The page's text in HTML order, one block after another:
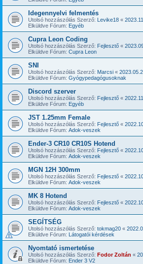
Idegennyelvi felmentés
Utolsó hozzászólás Szerző: Levike18 «
Elküldve Fórum: Egyéb
Cupra Leon Coding
Utolsó hozzászólás Szerző: Fejlesztő «
Elküldve Fórum: Cupra Leon
SNI
Utolsó hozzászólás Szerző: Marcsi «
Elküldve Fórum: Gyógypedagógusoknak
Discord szerver
Utolsó hozzászólás Szerző: Fejlesztő «
Elküldve Fórum: Egyéb
JST 1.25mm Female
Utolsó hozzászólás Szerző: Fejlesztő «
Elküldve Fórum: Adok-veszek
Ender-3 CR10 CR10S Hotend
Utolsó hozzászólás Szerző: Fejlesztő «
Elküldve Fórum: Adok-veszek
MGN 12H 300mm
Utolsó hozzászólás Szerző: Fejlesztő «
Elküldve Fórum: Adok-veszek
MK 8 Hotend
Utolsó hozzászólás Szerző: Fejlesztő «
Elküldve Fórum: Adok-veszek
SEGÍTSÉG
Utolsó hozzászólás Szerző: tokmag20 «
Elküldve Fórum: Látogatói kérdések
Nyomtató ismertetése
Utolsó hozzászólás Szerző: Fodor Zoltán «
Elküldve Fórum: Ender 3 V2